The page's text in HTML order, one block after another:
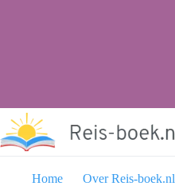
Home
Over Reis-boek.nl